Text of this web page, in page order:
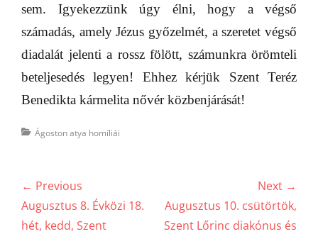
sem. Igyekezzünk úgy élni, hogy a végső
számadás, amely Jézus győzelmét, a szeretet végső
diadalát jelenti a rossz fölött, számunkra örömteli
beteljesedés legyen! Ehhez kérjük Szent Teréz
Benedikta kármelita nővér közbenjárását!
Categories
Ágoston atya homíliái
Bejegyzés
navigáció
← Previous
Previous
post:
Augusztus 8. Évközi 18.
hét, kedd, Szent
Next →
Next
post:
Augusztus 10. csütörtök,
Szent Lőrinc diakónus és